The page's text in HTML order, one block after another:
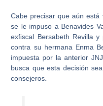
Cabe precisar que aún
se le impuso a Benavides
exfiscal Bersabeth Revillay
contra su hermana Enma
impuesta por la anteriorJNJ
busca que esta decisión
consejeros.